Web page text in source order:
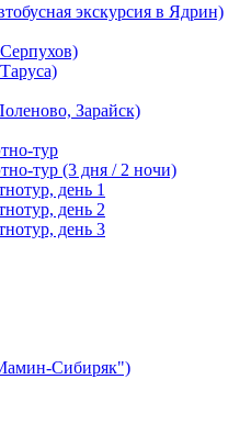
экскурсия в Ядрин)
Зарайск)
тур
тур (3 дня / 2 ночи)
день 1
день 2
день 3
Сибиряк")